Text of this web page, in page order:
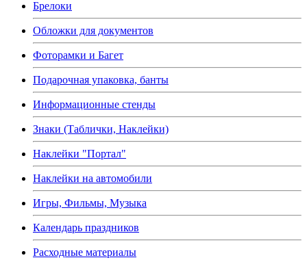
Брелоки
Обложки для документов
Фоторамки и Багет
Подарочная упаковка, банты
Информационные стенды
Знаки (Таблички, Наклейки)
Наклейки "Портал"
Наклейки на автомобили
Игры, Фильмы, Музыка
Календарь праздников
Расходные материалы